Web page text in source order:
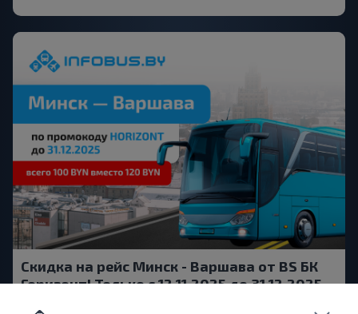
Скидка на рейс Минск - Варшава от BS БК
Горизонт! Только с 12.11.2025 до 31.12.2025 —